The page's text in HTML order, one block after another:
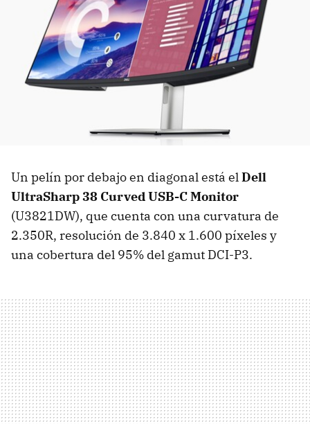
Un pelín por debajo en diagonal está el Dell
UltraSharp 38 Curved USB-C Monitor
(U3821DW), que cuenta con una curvatura de
2.350R, resolución de 3.840 x 1.600 píxeles y
una cobertura del 95% del gamut DCI-P3.